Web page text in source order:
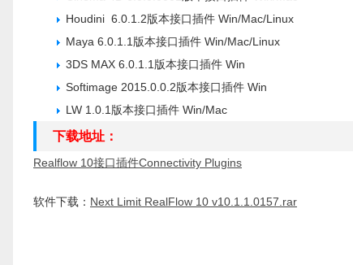
Houdini 6.0.1.2版本接口插件 Win/Mac/Linux
Maya 6.0.1.1版本接口插件 Win/Mac/Linux
3DS MAX 6.0.1.1版本接口插件 Win
Softimage 2015.0.0.2版本接口插件 Win
LW 1.0.1版本接口插件 Win/Mac
下载地址：
Realflow 10接口插件Connectivity Plugins
软件下载： Next Limit RealFlow 10 v10.1.1.0157.rar